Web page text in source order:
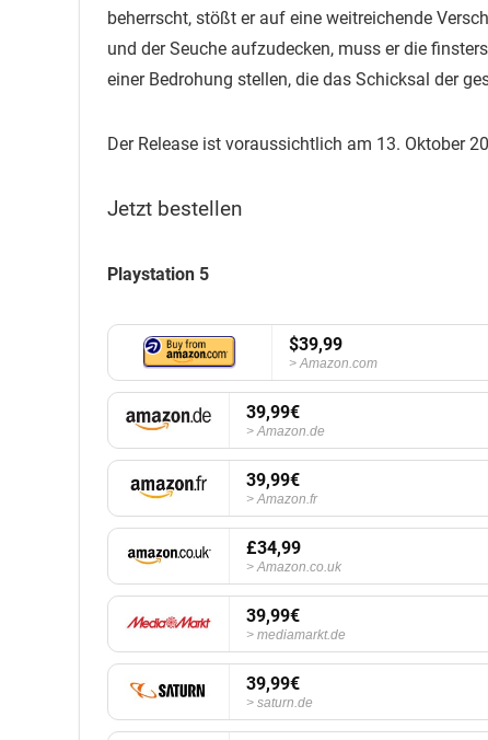
beherrscht, stößt er auf eine weitreichende
und der Seuche aufzudecken, muss er die
einer Bedrohung stellen, die das Schicksal der
Der Release ist voraussichtlich am 13. Oktober
Jetzt bestellen
Playstation 5
$39,99
Amazon.com
39,99€
Amazon.de
39,99€
Amazon.fr
£34,99
Amazon.co.uk
39,99€
mediamarkt.de
39,99€
saturn.de